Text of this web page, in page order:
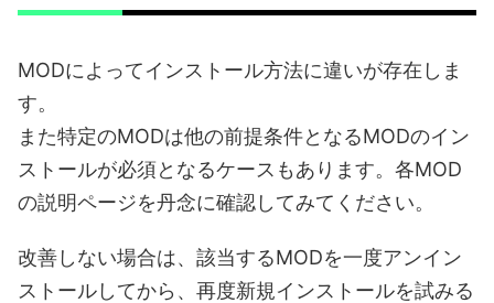
MODによってインストール方法に違いが存在しま
す。
また特定のMODは他の前提条件となるMODのイン
ストールが必須となるケースもあります。各MOD
の説明ページを丹念に確認してみてください。
改善しない場合は、該当するMODを一度アンイン
ストールしてから、再度新規インストールを試みる